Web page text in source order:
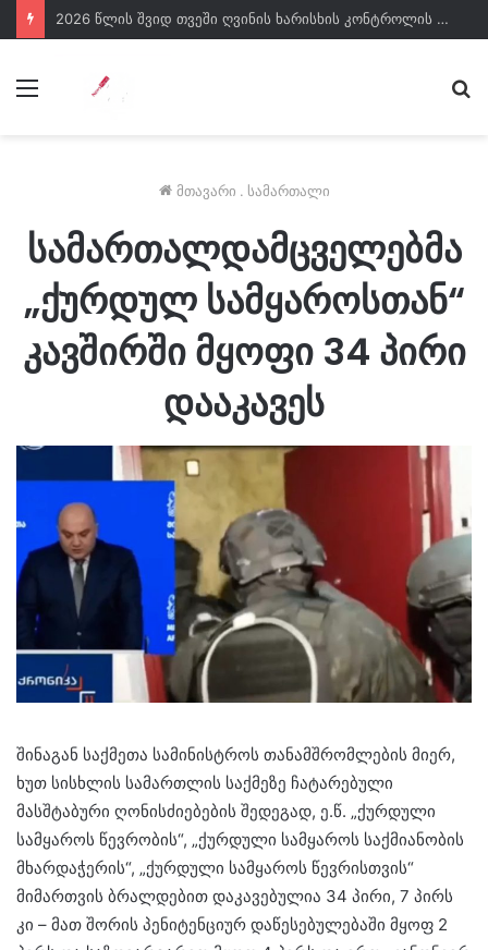
2026 წლის შვიდ თვეში ღვინის ხარისხის კონტროლის ფარგლებში 200-მდე კომპანია და ობიექტი შემოწმდა
მენიუ
მთავარი . სამართალი
სამართალდამცველებმა
„ქურდულ სამყაროსთან“
კავშირში მყოფი 34 პირი
დააკავეს
შინაგან საქმეთა სამინისტროს თანამშრომლების მიერ,
ხუთ სისხლის სამართლის საქმეზე ჩატარებული
მასშტაბური ღონისძიებების შედეგად, ე.წ. „ქურდული
სამყაროს წევრობის“, „ქურდული სამყაროს საქმიანობის
მხარდაჭერის“, „ქურდული სამყაროს წევრისთვის“
მიმართვის ბრალდებით დაკავებულია 34 პირი, 7 პირს
კი – მათ შორის პენიტენციურ დაწესებულებაში მყოფ 2